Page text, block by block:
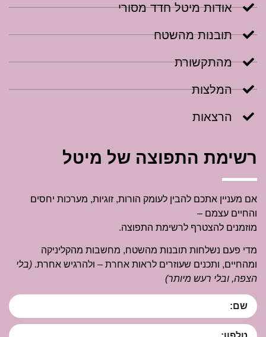
אודות מיטל חדד מסורי
תובנות מהשטח
מהתקשורת
המלצות
הרצאות
רשימת התפוצה של מיטל
אם מעניין אתכם להבין לעומק הורות, זוגיות, מערכות יחסים
והחיים עצמם –
מוזמנים להצטרף לרשימת התפוצה.
מדי פעם נשלחות תובנות מהשטח, מחשבות מהקליניקה
ומהחיים, ותכנים שעוזרים לראות אחרת – ולהרגיש אחרת. (בלי
הצפה, ובלי רעש מיותר)